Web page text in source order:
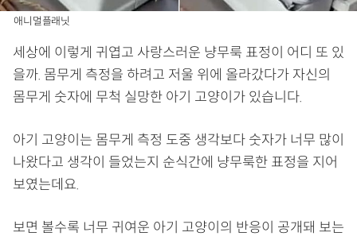
애니멀플래닛
세상에 이렇게 귀엽고 사랑스러운 냥무룩 표정이 어디 또 있
을까. 몸무게 측정을 하려고 저울 위에 올라갔다가 자신의
몸무게 숫자에 무척 실망한 아기 고양이가 있습니다.
아기 고양이는 몸무게 측정 도중 생각보다 숫자가 너무 많이
나왔다고 생각이 들었는지 순식간에 냥무룩한 표정을 지어
보였는데요.
보면 볼수록 너무 귀여운 아기 고양이의 반응이 공개돼 보는